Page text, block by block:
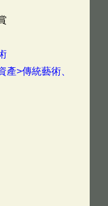
產>傳統藝術、